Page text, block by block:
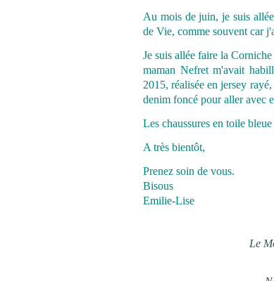
Au mois de juin, je suis
de Vie, comme souvent car
Je suis allée faire la
maman Nefret m'avait
2015, réalisée en jersey
denim foncé pour aller avec
Les chaussures en toile
A très bientôt,
Prenez soin de vous.
Bisous
Emilie-Lise
Le